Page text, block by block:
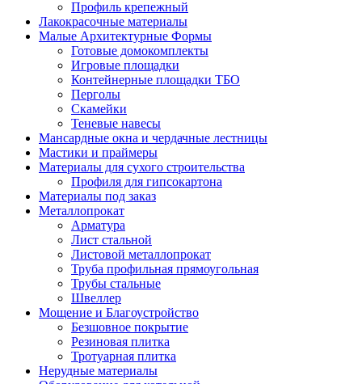
Профиль крепежный
Лакокрасочные материалы
Малые Архитектурные Формы
Готовые домокомплекты
Игровые площадки
Контейнерные площадки ТБО
Перголы
Скамейки
Теневые навесы
Мансардные окна и чердачные лестницы
Мастики и праймеры
Материалы для сухого строительства
Профиля для гипсокартона
Материалы под заказ
Металлопрокат
Арматура
Лист стальной
Листовой металлопрокат
Труба профильная прямоугольная
Трубы стальные
Швеллер
Мощение и Благоустройство
Безшовное покрытие
Резиновая плитка
Тротуарная плитка
Нерудные материалы